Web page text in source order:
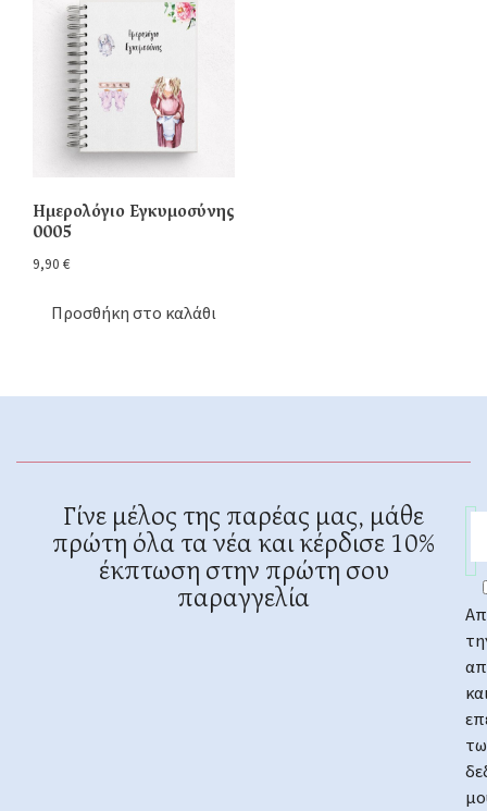
Ημερολόγιο Εγκυμοσύνης
0005
9,90 €
Προσθήκη στο καλάθι
Γίνε μέλος της παρέας μας, μάθε
πρώτη όλα τα νέα και κέρδισε 10%
έκπτωση στην πρώτη σου
παραγγελία